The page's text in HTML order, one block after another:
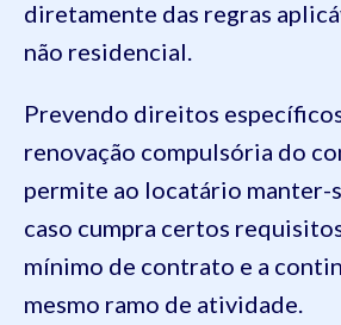
diretamente das regras
não residencial.
Prevendo direitos
renovação compulsória do
permite ao locatário manter-
caso cumpra certos
mínimo de contrato e a
mesmo ramo de atividade.